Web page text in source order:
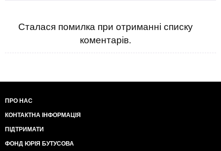
Сталася помилка при отриманні списку
коментарів.
ПРО НАС
КОНТАКТНА ІНФОРМАЦІЯ
ПІДТРИМАТИ
ФОНД ЮРІЯ БУТУСОВА